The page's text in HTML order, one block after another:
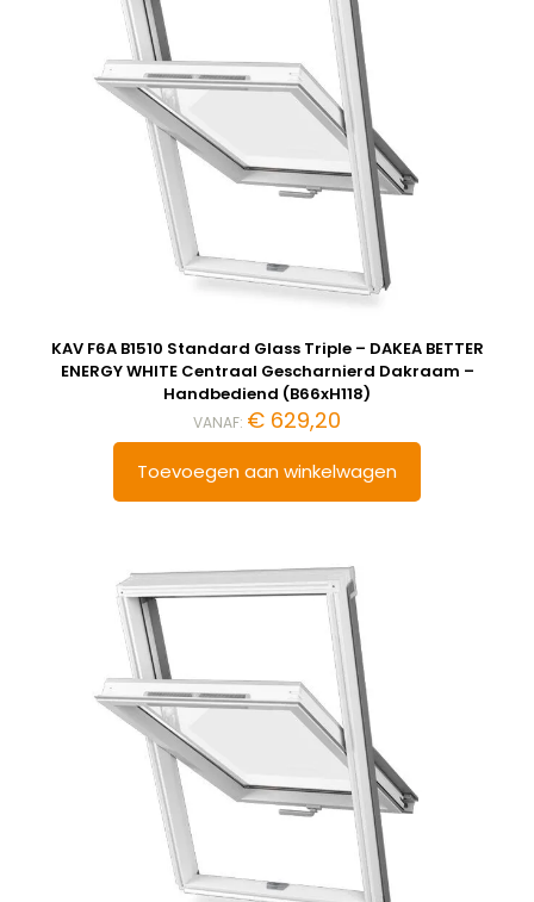
KAV F6A B1510 Standard Glass Triple – DAKEA BETTER
ENERGY WHITE Centraal Gescharnierd Dakraam –
Handbediend (B66xH118)
VANAF: € 629,20
Toevoegen aan winkelwagen